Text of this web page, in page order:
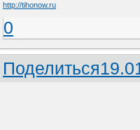
http://tihonow.ru
0
Поделиться